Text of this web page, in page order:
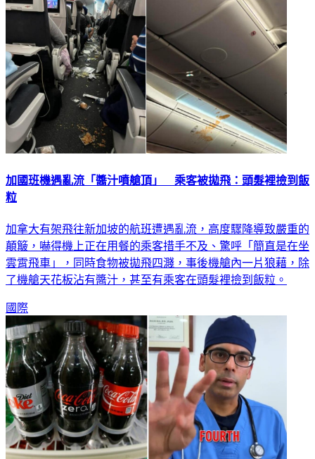
加國班機遇亂流「醬汁噴艙頂」 乘客被拋飛：頭髮裡撿到飯
粒
加拿大有架飛往新加坡的航班遭遇亂流，高度驟降導致嚴重的
顛簸，嚇得機上正在用餐的乘客措手不及、驚呼「簡直是在坐
雲霄飛車」，同時食物被拋飛四濺，事後機艙內一片狼藉，除
了機艙天花板沾有醬汁，甚至有乘客在頭髮裡撿到飯粒。
國際